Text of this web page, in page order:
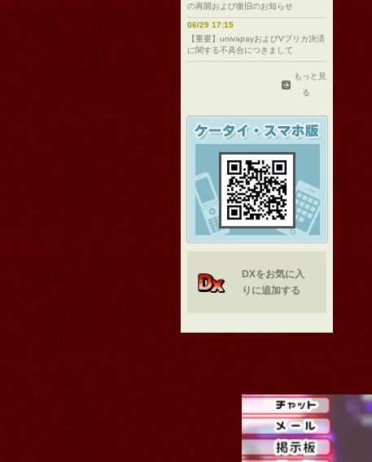
の再開および復旧のお知らせ
06/29 17:15
【重要】univapayおよびVプリカ決済
に関する不具合につきまして
もっと見
る
DXをお気に入
りに追加する